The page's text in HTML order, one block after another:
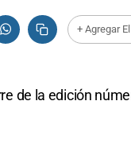
+ Agregar
de la edición